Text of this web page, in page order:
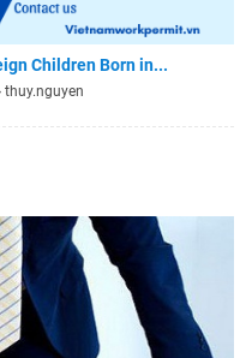
Children Born in...
thuy.nguyen